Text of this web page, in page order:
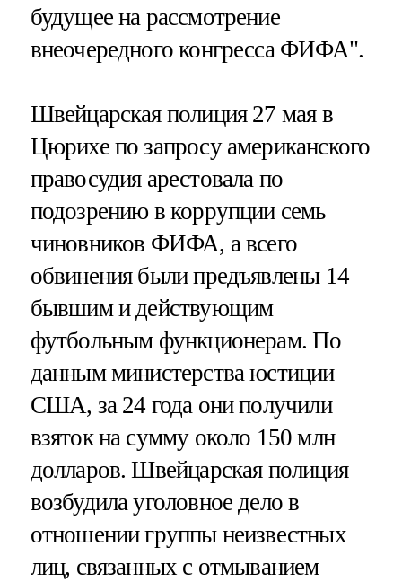
будущее на рассмотрение
внеочередного конгресса ФИФА".
Швейцарская полиция 27 мая в
Цюрихе по запросу американского
правосудия арестовала по
подозрению в коррупции семь
чиновников ФИФА, а всего
обвинения были предъявлены 14
бывшим и действующим
футбольным функционерам. По
данным министерства юстиции
США, за 24 года они получили
взяток на сумму около 150 млн
долларов. Швейцарская полиция
возбудила уголовное дело в
отношении группы неизвестных
лиц, связанных с отмыванием